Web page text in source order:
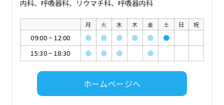
内科、呼吸器科、リウマチ科、呼吸器内科
月 火 水 木 金 土 日 祝
09:00~ 12:00 ● ● ● ● ●
●
15:30~ 18:30 ● ● ● ●
ホームページへ